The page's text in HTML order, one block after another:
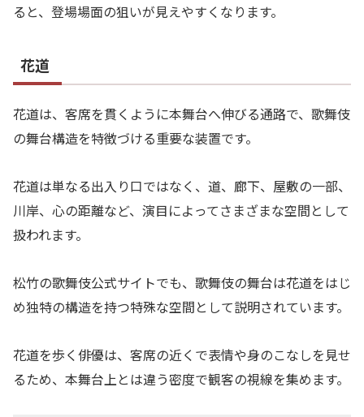
ると、登場場面の狙いが見えやすくなります。
花道
花道は、客席を貫くように本舞台へ伸びる通路で、歌舞伎
の舞台構造を特徴づける重要な装置です。
花道は単なる出入り口ではなく、道、廊下、屋敷の一部、
川岸、心の距離など、演目によってさまざまな空間として
扱われます。
松竹の歌舞伎公式サイトでも、歌舞伎の舞台は花道をはじ
め独特の構造を持つ特殊な空間として説明されています。
花道を歩く俳優は、客席の近くで表情や身のこなしを見せ
るため、本舞台上とは違う密度で観客の視線を集めます。